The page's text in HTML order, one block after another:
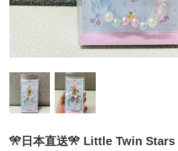
🎌日本直送🎌 Little Twin Stars